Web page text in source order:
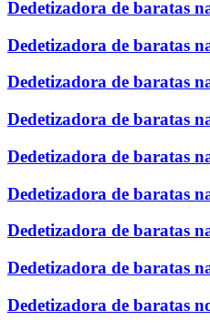
Dedetizadora de baratas
Dedetizadora de baratas
Dedetizadora de baratas
Dedetizadora de baratas
Dedetizadora de baratas
Dedetizadora de baratas
Dedetizadora de baratas
Dedetizadora de baratas
Dedetizadora de baratas